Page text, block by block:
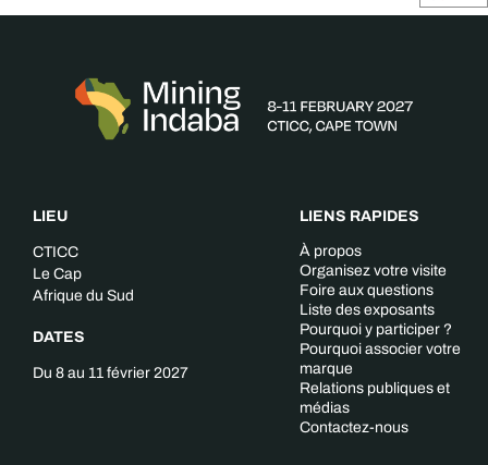
LIEU
CTICC
Le Cap
Afrique du Sud
DATES
Du 8 au 11 février 2027
LIENS RAPIDES
À propos
Organisez votre visite
Foire aux questions
Liste des exposants
Pourquoi y participer ?
Pourquoi associer votre
marque
Relations publiques et
médias
Contactez-nous